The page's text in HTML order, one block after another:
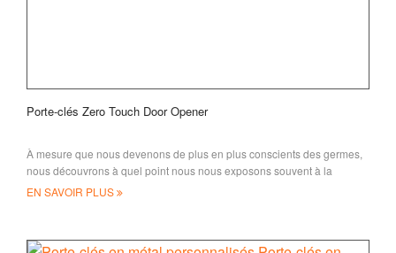
Porte-clés Zero Touch Door Opener
À mesure que nous devenons de plus en plus conscients des germes,
nous découvrons à quel point nous nous exposons souvent à la
contamination par des germes. Avec ou
EN SAVOIR PLUS